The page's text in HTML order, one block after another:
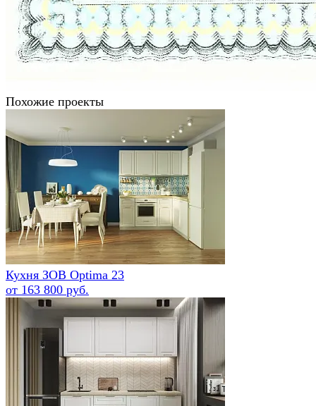
Похожие проекты
Кухня ЗОВ Optima 23
от 163 800 руб.